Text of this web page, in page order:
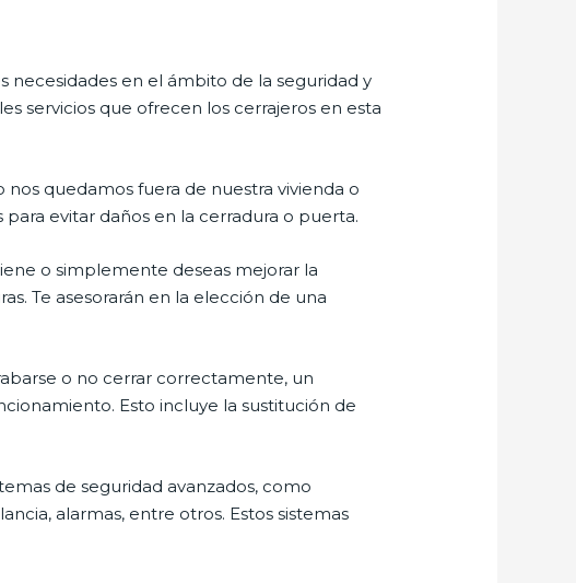
necesidades en el ámbito de la seguridad y
servicios que ofrecen los cerrajeros en esta
quedamos fuera de nuestra vivienda o
para evitar daños en la cerradura o puerta.
o simplemente deseas mejorar la
Te asesorarán en la elección de una
o no cerrar correctamente, un
Esto incluye la sustitución de
de seguridad avanzados, como
alarmas, entre otros. Estos sistemas